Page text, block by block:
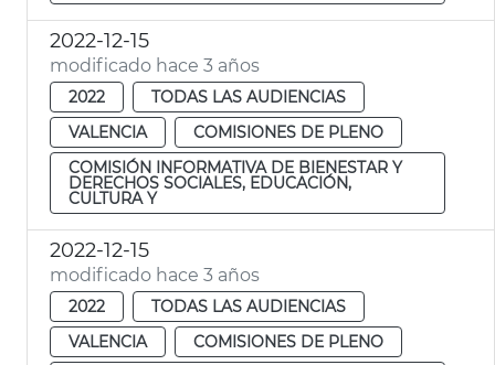
2022-12-15
modificado hace 3 años
2022
TODAS LAS AUDIENCIAS
VALENCIA
COMISIONES DE PLENO
COMISIÓN INFORMATIVA DE BIENESTAR Y
DERECHOS SOCIALES, EDUCACIÓN,
CULTURA Y
2022-12-15
modificado hace 3 años
2022
TODAS LAS AUDIENCIAS
VALENCIA
COMISIONES DE PLENO